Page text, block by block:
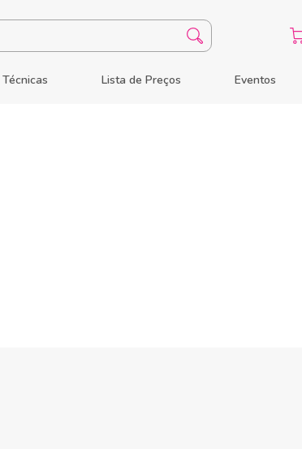
Lista de Preços Eventos